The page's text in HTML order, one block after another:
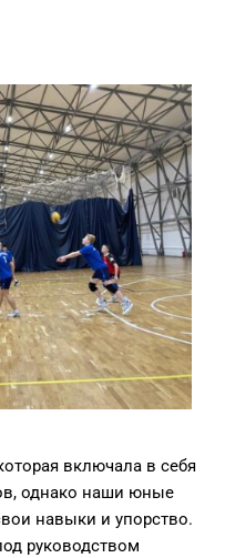
включала в себя
однако наши юные
навыки и упорство.
руководством